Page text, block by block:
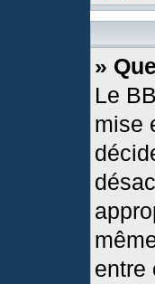
»
Le
mise
entre